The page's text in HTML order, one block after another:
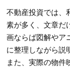
不動産投資では、
素が多く、文章だ
画ならば図解やア
に整理しながら説
また、実際の物